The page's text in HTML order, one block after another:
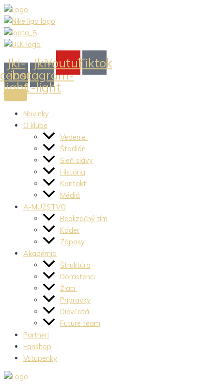
Preskočiť
na
obsah
Jki-
light
Jki-
instagram-
1-light
YoutubeTiktok
Novinky
O klube
Vedenie
Štadión
Sieň slávy
História
Kontakt
Médiá
A-MUŽSTVO
Realizačný tím
Káder
Zápasy
Akadémia
Štruktúra
Dorastenci
Žiaci
Prípravky
Dievčatá
Future team
Partneri
Fanshop
Vstupenky